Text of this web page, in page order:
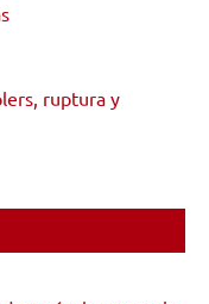
ruptura y